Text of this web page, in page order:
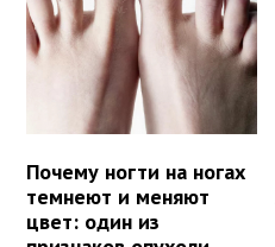
Почему ногти на ногах
темнеют и меняют
цвет: один из